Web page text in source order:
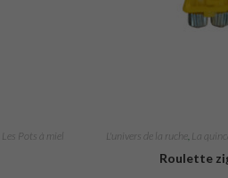
Les Pots à miel L'univers de la ruche , La
Roulette